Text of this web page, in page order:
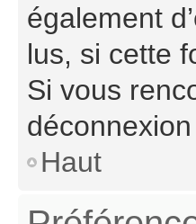
également
lus, si cette
Si vous
Haut